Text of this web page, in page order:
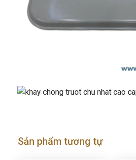
Sản phẩm tương tự